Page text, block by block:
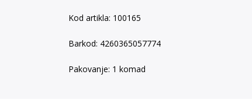
Kod artikla: 100165
Barkod: 4260365057774
Pakovanje: 1 komad